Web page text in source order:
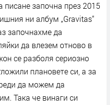
писане започна през 2015
ни албум „Gravitas“
започнахме да
да влезем отново в
се разболя сериозно
плановете си, а за
да можем да
Така че винаги си